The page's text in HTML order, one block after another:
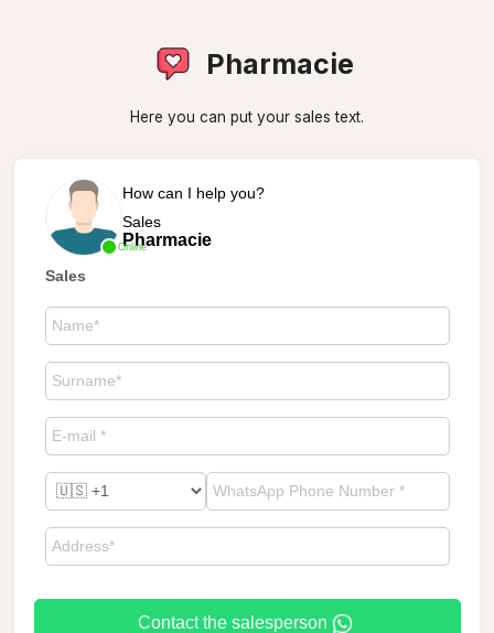
Pharmacie
Here you can put your sales text.
Online
How can I help you?
Sales
Pharmacie
Sales
Contact the salesperson